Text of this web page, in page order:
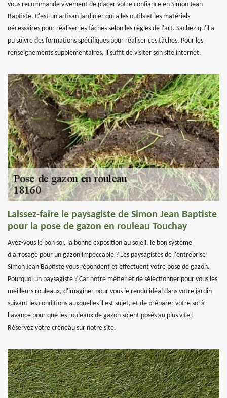
vous recommande vivement de placer votre confiance en Simon Jean
Baptiste. C'est un artisan jardinier qui a les outils et les matériels
nécessaires pour réaliser les tâches selon les règles de l'art. Sachez qu'il a
pu suivre des formations spécifiques pour réaliser ces tâches. Pour les
renseignements supplémentaires, il suffit de visiter son site internet.
Laissez-faire le paysagiste de Simon Jean Baptiste
pour la pose de gazon en rouleau Touchay
Avez-vous le bon sol, la bonne exposition au soleil, le bon système
d'arrosage pour un gazon impeccable ? Les paysagistes de l'entreprise
Simon Jean Baptiste vous répondent et effectuent votre pose de gazon.
Pourquoi un paysagiste ? Car notre métier et de sélectionner pour vous les
meilleurs rouleaux, d'imaginer pour vous le rendu idéal dans votre jardin
suivant les conditions auxquelles il est sujet, et de préparer votre sol à
l'avance pour que les rouleaux de gazon soient posés au plus vite !
Réservez votre créneau sur notre site.